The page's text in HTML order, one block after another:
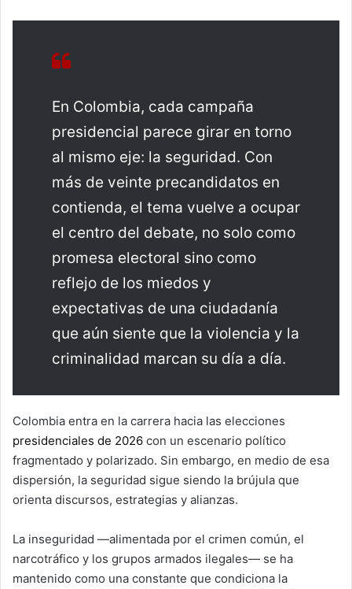
En Colombia, cada campaña
presidencial parece girar en torno
al mismo eje: la seguridad. Con
más de veinte precandidatos en
contienda, el tema vuelve a ocupar
el centro del debate, no solo como
promesa electoral sino como
reflejo de los miedos y
expectativas de una ciudadanía
que aún siente que la violencia y la
criminalidad marcan su día a día.
Colombia entra en la carrera hacia las elecciones
presidenciales de 2026 con un escenario político
fragmentado y polarizado. Sin embargo, en medio de esa
dispersión, la seguridad sigue siendo la brújula que
orienta discursos, estrategias y alianzas.
La inseguridad —alimentada por el crimen común, el
narcotráfico y los grupos armados ilegales— se ha
mantenido como una constante que condiciona la